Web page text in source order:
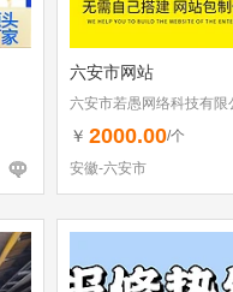
六安市网站
六安市若愚网络科技有限
￥ 2000.00/个
安徽-六安市